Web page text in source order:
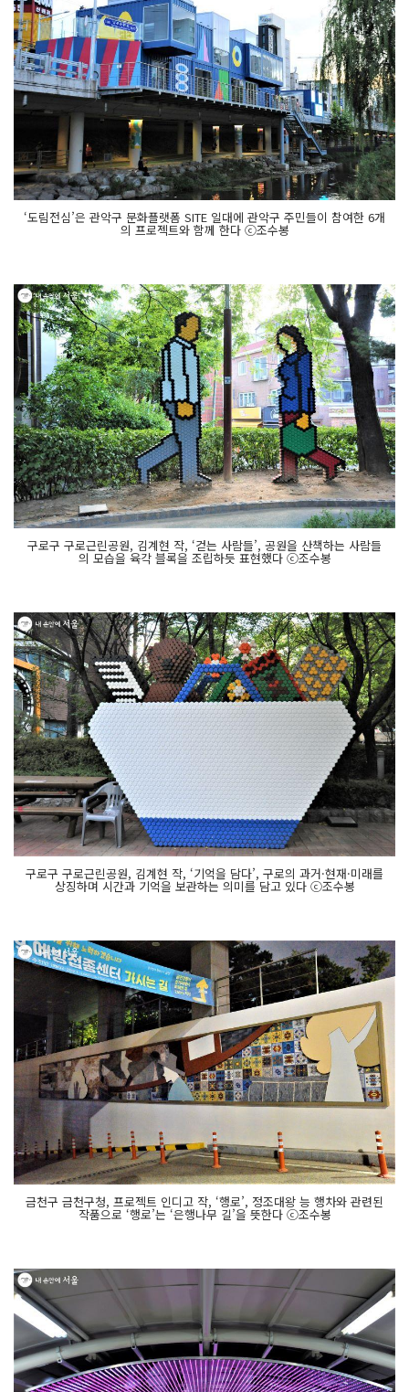
‘도림전심’은 관악구 문화플랫폼 SITE 일대에 관악구 주민들이 참여한 6개
의 프로젝트와 함께 한다 ⓒ조수봉
구로구 구로근린공원, 김계현 작, ‘걷는 사람들’, 공원을 산책하는 사람들
의 모습을 육각 블록을 조립하듯 표현했다 ⓒ조수봉
구로구 구로근린공원, 김계현 작, ‘기억을 담다’, 구로의 과거·현재·미래를
상징하며 시간과 기억을 보관하는 의미를 담고 있다 ⓒ조수봉
금천구 금천구청, 프로젝트 인디고 작, ‘행로’, 정조대왕 능 행차와 관련된
작품으로 ‘행로’는 ‘은행나무 길’을 뜻한다 ⓒ조수봉